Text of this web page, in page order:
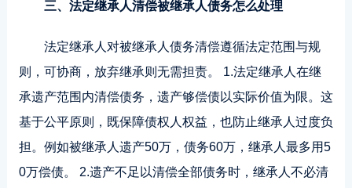
三、法定继承人清偿被继承人债务怎么处理
法定继承人对被继承人债务清偿遵循法定范围与规
则，可协商，放弃继承则无需担责。 1.法定继承人在继
承遗产范围内清偿债务，遗产够偿债以实际价值为限。这
基于公平原则，既保障债权人权益，也防止继承人过度负
担。例如被继承人遗产50万，债务60万，继承人最多用5
0万偿债。 2.遗产不足以清偿全部债务时，继承人不必清